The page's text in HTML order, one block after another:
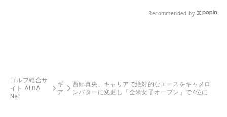
Recommended by
ゴルフ総合サ
イト ALBA
Net
ギ
ア
西郷真央、キャリアで絶対的なエースをキャメロ
ンパターに変更し「全米女子オープン」で4位に